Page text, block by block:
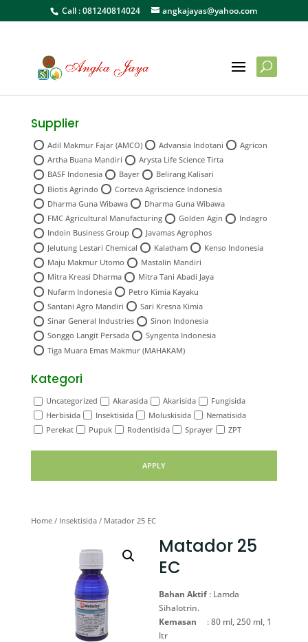
Call :081240814024 angkajayas@yahoo.com
Supplier
Adil Makmur Fajar (AMCO) Advansia Indotani
Agricon
Artha Buana Mandiri
Arysta Life Science Tirta
BASF Indonesia
Bayer
Belirang Kalisari
Biotis Agrindo
Corteva Agriscience Indonesia
Dharma Guna Wibawa
Dharma Guna Wibawa
FMC Agricultural Manufacturing
Golden Agin
Indagro
Indoin Business Group
Javamas Agrophos
Jelutung Lestari Chemical
Kalatham
Kenso Indonesia
Maju Makmur Utomo
Mastalin Mandiri
Mitra Kreasi Dharma
Mitra Tani Abadi Jaya
Nufarm Indonesia
Petro Kimia Kayaku
Santani Agro Mandiri
Sari Kresna Kimia
Sinar General Industries
Sinon Indonesia
Songgo Langit Persada
Syngenta Indonesia
Tiga Muara Emas Makmur (MAHAKAM)
Kategori
Uncategorized Akarasida Akarisida
Fungisida
Herbisida
Insektisida Moluskisida
Nematisida
Perekat
Pupuk Rodentisida Sprayer ZPT
APPLY
Home/ Insektisida/ Matador 25 EC
Matador 25
EC
Bahan Aktif : Lamda
Sihalotrin.
Kemasan
: 80 ml, 250 ml, 1
ltr